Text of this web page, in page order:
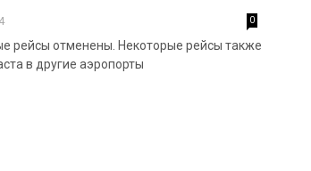
0
рейсы отменены. Некоторые рейсы также
в другие аэропорты